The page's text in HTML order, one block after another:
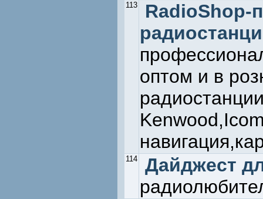
113
RadioShop-
оптом и в
114
Дайджест